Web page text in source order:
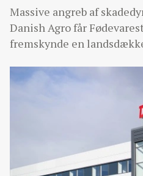
Massive angreb af
Danish Agro får
fremskynde en